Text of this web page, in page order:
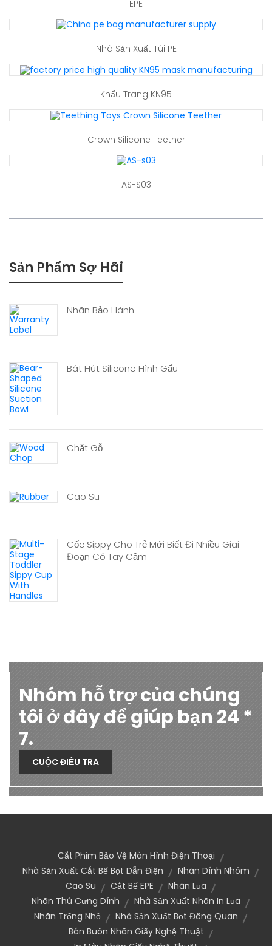
EPE
Nhà Sản Xuất Túi PE
Khẩu Trang KN95
Crown Silicone Teether
AS-S03
Sản Phẩm Sợ Hãi
Nhãn Bảo Hành
Bát Hút Silicone Hình Gấu
Chặt Gỗ
Cao Su
Cốc Sippy Cho Trẻ Mới Biết Đi Nhiều Giai
Đoạn Có Tay Cầm
Nhóm hỗ trợ của chúng
tôi ở đây để giúp bạn 24 *
7.
CUỘC ĐIỀU TRA
Cắt Phim Bảo Vệ Màn Hình Điện Thoại
Nhà Sản Xuất Cắt Bế Bọt Dẫn Điện
Nhãn Dính Nhôm
Cao Su
Cắt Bế EPE
Nhãn Lụa
Nhãn Thú Cưng Dính
Nhà Sản Xuất Nhãn In Lụa
Nhãn Trống Nhỏ
Nhà Sản Xuất Bọt Đông Quan
Bán Buôn Nhãn Giấy Nghệ Thuật